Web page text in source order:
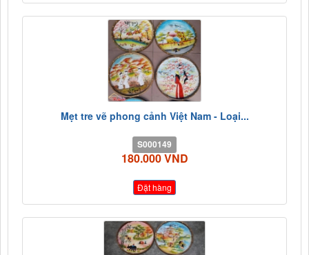
Mẹt tre vẽ phong cảnh Việt Nam - Loại...
S000149
180.000 VND
Đặt hàng